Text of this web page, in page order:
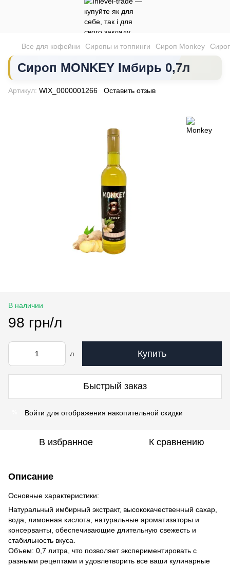
Все для кофейни Сиропы и топпинги Сироп Monkey
Сироп MONKEY Імбирь 0,7л
Артикул: WIX_0000001266 Оставить отзыв
В наличии
98 грн/л
л Купить
Быстрый заказ
Войти для отображения накопительной скидки
В избранное К сравнению
Описание
Основные характеристики:
Натуральный имбирный экстракт, высококачественный сахар,
вода, лимонная кислота, натуральные ароматизаторы и
консерванты, обеспечивающие длительную свежесть и
стабильность вкуса.
Объем: 0,7 литра, что позволяет экспериментировать с
разными рецептами и удовлетворить все ваши кулинарные